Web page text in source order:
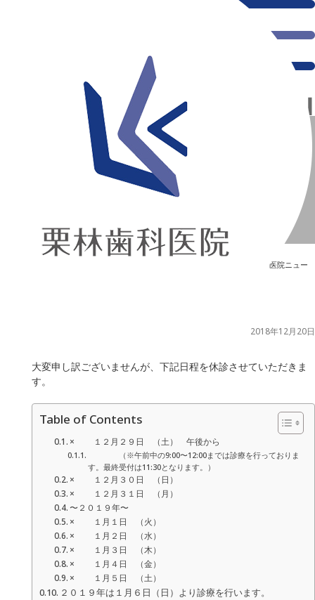
【年末年始 休診のお知らせ】
医院ニュー
2018年12月20日
大変申し訳ございませんが、下記日程を休診させていただきま
す。
Table of Contents
× １２月２９日 （土） 午後から
（※午前中の9:00〜12:00までは診療を行っておりま
す。最終受付は11:30となります。）
× １２月３０日 （日）
× １２月３１日 （月）
〜２０１９年〜
× １月１日 （火）
× １月２日 （水）
× １月３日 （木）
× １月４日 （金）
× １月５日 （土）
２０１９年は１月６日（日）より診療を行います。